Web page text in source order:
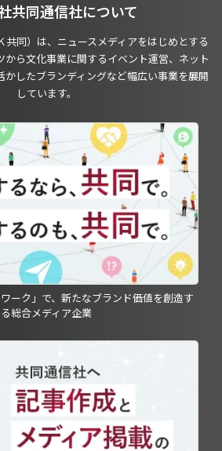
共同通信社について
共同）は、ニュースメディアをはじめとする
から文化事業に関するイベント運営、ネット
かしたブランディングなど幅広い事業を展開
しています。
ーク」で、新たなブランド価値を創造す
る総合メディア企業